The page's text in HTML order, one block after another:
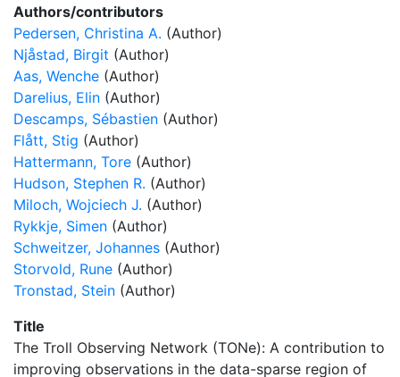
Authors/contributors
Pedersen, Christina A. (Author)
Njåstad, Birgit (Author)
Aas, Wenche (Author)
Darelius, Elin (Author)
Descamps, Sébastien (Author)
Flått, Stig (Author)
Hattermann, Tore (Author)
Hudson, Stephen R. (Author)
Miloch, Wojciech J. (Author)
Rykkje, Simen (Author)
Schweitzer, Johannes (Author)
Storvold, Rune (Author)
Tronstad, Stein (Author)
Title
The Troll Observing Network (TONe): A contribution to
improving observations in the data-sparse region of